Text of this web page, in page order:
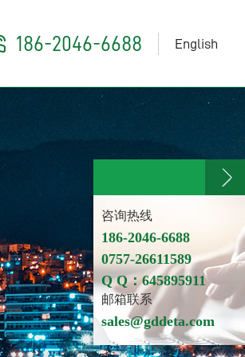
186-2046-6688 English
咨询热线
186-2046-6688
0757-26611589
Q Q：645895911
邮箱联系
sales@gddeta.com